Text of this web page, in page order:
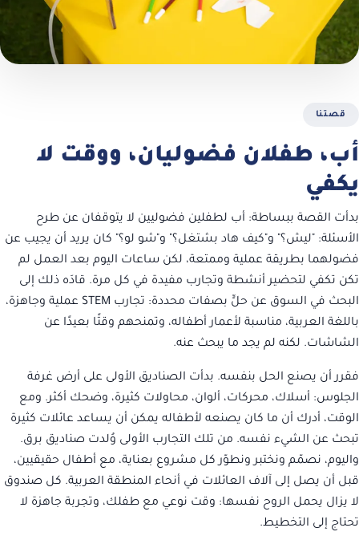
قصتنا
أب، طفلان فضوليان، ووقت لا
يكفي
بدأت القصة ببساطة: أب لطفلين فضوليين لا يتوقفان عن طرح
الأسئلة: "ليش؟" و"كيف هاد بشتغل؟" و"شو لو؟" كان يريد أن يجيب عن
فضولهما بطريقة عملية وممتعة، لكن ساعات اليوم بعد العمل لم
تكن تكفي لتحضير أنشطة وتجارب مفيدة في كل مرة. قادَه ذلك إلى
البحث في السوق عن حلٍّ بصفات محددة: تجارب STEM عملية وجاهزة،
باللغة العربية، مناسبة لأعمار أطفاله، وتمنحهم وقتًا بعيدًا عن
الشاشات. لكنه لم يجد ما يبحث عنه.
فقرر أن يصنع الحل بنفسه. بدأت الصناديق الأولى على أرض غرفة
الجلوس: أسلاك، محركات، ألوان، محاولات كثيرة، وضحك أكثر. ومع
الوقت، أدرك أن ما كان يصنعه لأطفاله يمكن أن يساعد عائلات كثيرة
تبحث عن الشيء نفسه. من تلك التجارب الأولى وُلدت صناديق برق.
واليوم، نصمّم ونختبر ونطوّر كل مشروع بعناية، مع أطفال حقيقيين،
قبل أن يصل إلى آلاف العائلات في أنحاء المنطقة العربية. كل صندوق
لا يزال يحمل الروح نفسها: وقت نوعي مع طفلك، وتجربة جاهزة لا
تحتاج إلى التخطيط.